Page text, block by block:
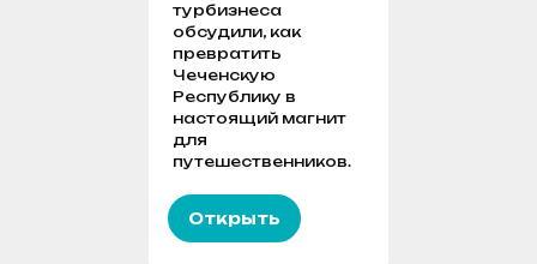
турбизнеса
обсудили, как
превратить
Чеченскую
Республику в
настоящий магнит
для
путешественников.
Открыть